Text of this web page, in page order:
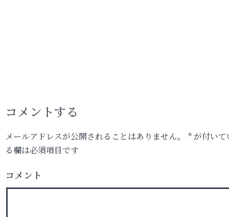
コメントする
メールアドレスが公開されることはありません。 *が付いて
る欄は必須項目です
コメント